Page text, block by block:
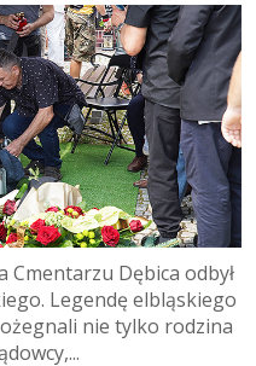
Cmentarzu Dębica odbył
Legendę elbląskiego
nie tylko rodzina